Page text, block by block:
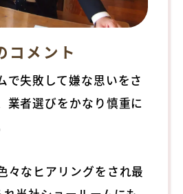
コメント
で失敗して嫌な思いをさ
業者選びをかなり慎重に
々なヒアリングをされ最